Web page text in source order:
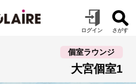
個室ラウンジ
大宮個室1